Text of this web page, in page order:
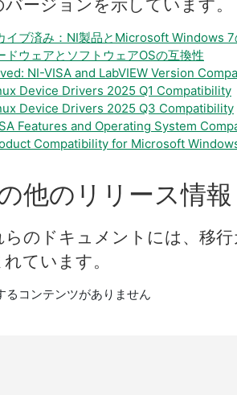
バージョン を示し てい ます。
イブ済み：NI製品とMicrosoft Windows 7
ドウェアとソフトウェアOSの互換性
NI-VISA and LabVIEW Version
Device Drivers 2025 Q1 Compatibility
Device Drivers 2025 Q3 Compatibility
Features and Operating System
Compatibility for Microsoft
他の リリース情報
らの ドキュメント に は、 移行
れてい ます。
るコンテンツがありません